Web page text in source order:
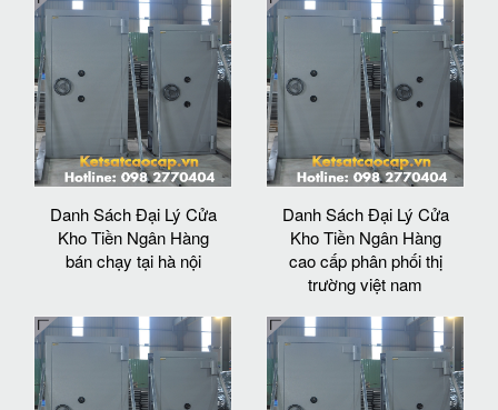
Danh Sách Đại Lý Cửa
Kho Tiền Ngân Hàng
bán chạy tại hà nội
Danh Sách Đại Lý Cửa
Kho Tiền Ngân Hàng
cao cấp phân phối thị
trường việt nam